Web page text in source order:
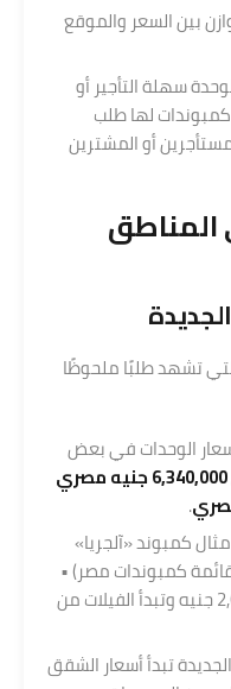
بين السعر والموقع
سهلة التأجير أو
كمبوندات لها طلب
أو المشترين
المناطق
تشهد طلبًا ملحوظًا
الوحدات في بعض
6,340,000 جنيه مصري
.
كمبوند «آلجريا»
كمبوندات مصر) •
تبدأ أسعار الشقق من 2,600,000 جنيه وتبدأ الفيلات من
تبدأ أسعار الشقق